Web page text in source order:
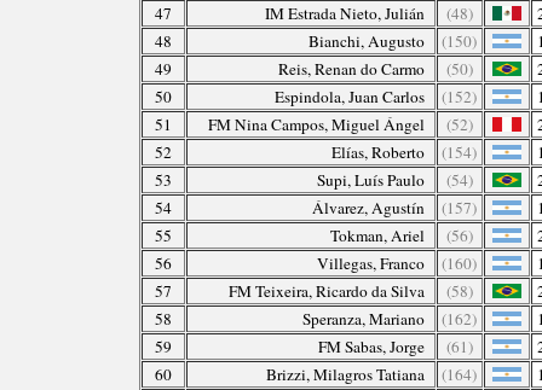
47
IM Estrada Nieto, Julián (48)
48
Bianchi, Augusto (150)
49
Reis, Renan do Carmo (50)
50
Espindola, Juan Carlos (152)
51
FM Nina Campos, Miguel Ángel (52)
52
Elías, Roberto (154)
53
Supi, Luís Paulo (54)
54
Álvarez, Agustín (157)
55
Tokman, Ariel (56)
56
Villegas, Franco (160)
57
FM Teixeira, Ricardo da Silva (58)
58
Speranza, Mariano (162)
59
FM Sabas, Jorge (61)
60
Brizzi, Milagros Tatiana (164)